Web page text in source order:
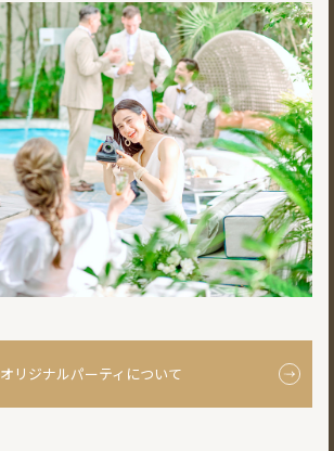
オリジナルパーティについて